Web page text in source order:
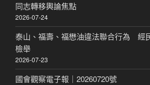
同志轉移輿論焦點
2026-07-24
泰山、福壽、福懋油違法聯合行為 經
檢舉
2026-07-23
國會觀察電子報｜20260720號